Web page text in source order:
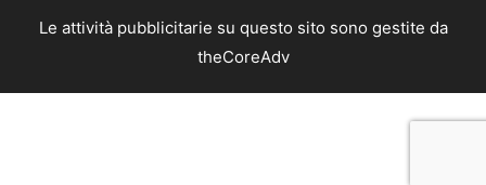
Le attività pubblicitarie su questo sito sono gestite da
theCoreAdv